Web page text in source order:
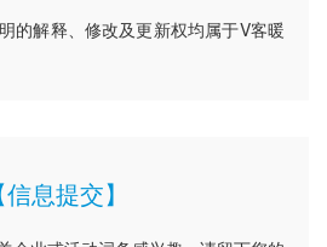
的解释、修改及更新权均属于V客暖